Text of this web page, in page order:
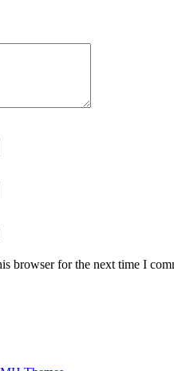
browser for the next time I